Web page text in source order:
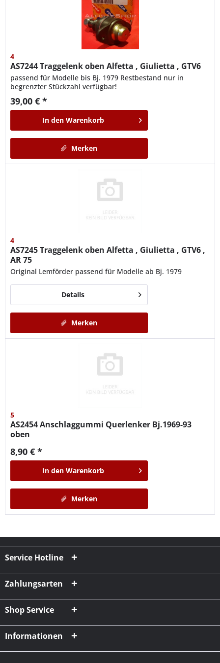
4
AS7244Traggelenk oben Alfetta , Giulietta , GTV6
passend für Modelle bis Bj. 1979 Restbestand nur in
begrenzter Stückzahl verfügbar!
39,00 € *
In den Warenkorb
Merken
4
AS7245Traggelenk oben Alfetta , Giulietta , GTV6 ,
AR 75
Original Lemförder passend für Modelle ab Bj. 1979
Details
Merken
5
AS2454Anschlaggummi Querlenker Bj.1969-93
oben
8,90 € *
In den Warenkorb
Merken
Service Hotline
Zahlungsarten
Shop Service
Informationen